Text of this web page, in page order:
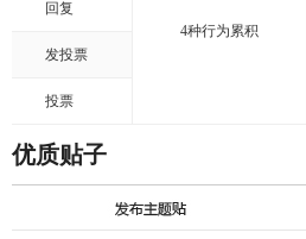
4种行为累积
回复
发投票
投票
优质贴子